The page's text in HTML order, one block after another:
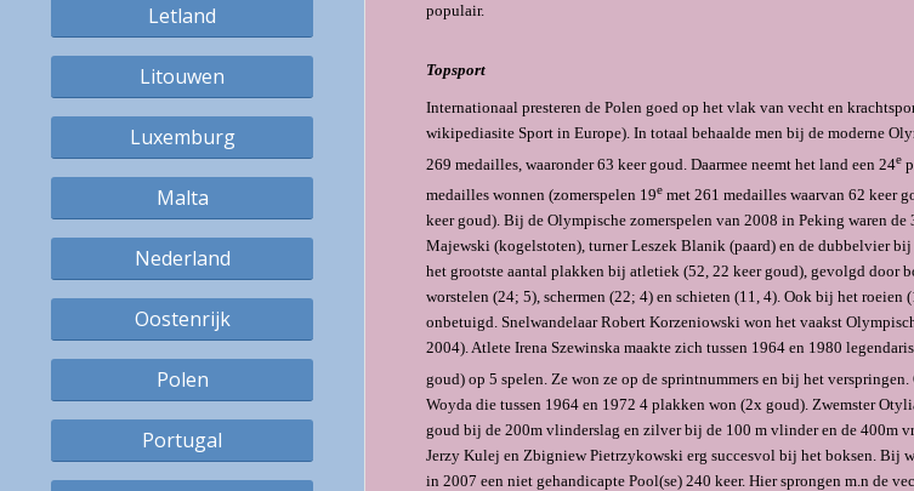
Letland
Litouwen
Luxemburg
Malta
Nederland
Oostenrijk
Polen
Portugal
populair.
Topsport
Internationaal presteren de Polen goed op het vlak van vecht en
wikipediasite Sport in Europe). In totaal behaalde men bij de moderne
269 medailles, waaronder 63 keer goud. Daarmee neemt het land een 24e
medailles wonnen (zomerspelen 19e met 261 medailles waarvan 62 keer
keer goud). Bij de Olympische zomerspelen van 2008 in Peking waren de
Majewski (kogelstoten), turner Leszek Blanik (paard) en de dubbelvier
het grootste aantal plakken bij atletiek (52, 22 keer goud), gevolgd door
worstelen (24; 5), schermen (22; 4) en schieten (11, 4). Ook bij het
onbetuigd. Snelwandelaar Robert Korzeniowski won het vaakst
2004). Atlete Irena Szewinska maakte zich tussen 1964 en 1980
goud) op 5 spelen. Ze won ze op de sprintnummers en bij het verspringen.
Woyda die tussen 1964 en 1972 4 plakken won (2x goud). Zwemster
goud bij de 200m vlinderslag en zilver bij de 100 m vlinder en de 400m
Jerzy Kulej en Zbigniew Pietrzy­kowski erg succesvol bij het boksen. Bij
in 2007 een niet gehandicapte Pool(se) 240 keer. Hier sprongen m.n de